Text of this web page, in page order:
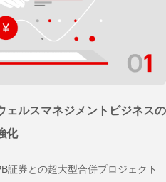
ェルスマネジメントビジネスの
化
証券との超大型合併プロジェクト